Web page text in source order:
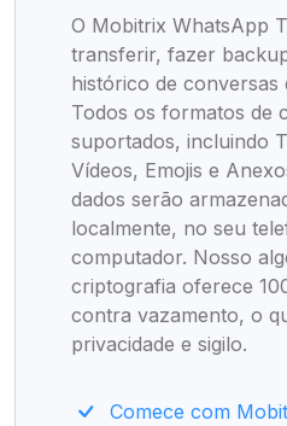
O Mobitrix WhatsApp
transferir, fazer
histórico de conversas
Todos os formatos de
suportados, incluindo
Vídeos, Emojis e
dados serão
localmente, no seu
computador. Nosso
criptografia oferece
contra vazamento, o
privacidade e sigilo.
Comece com